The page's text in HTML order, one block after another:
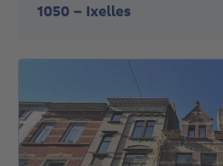
1050 - Ixelles